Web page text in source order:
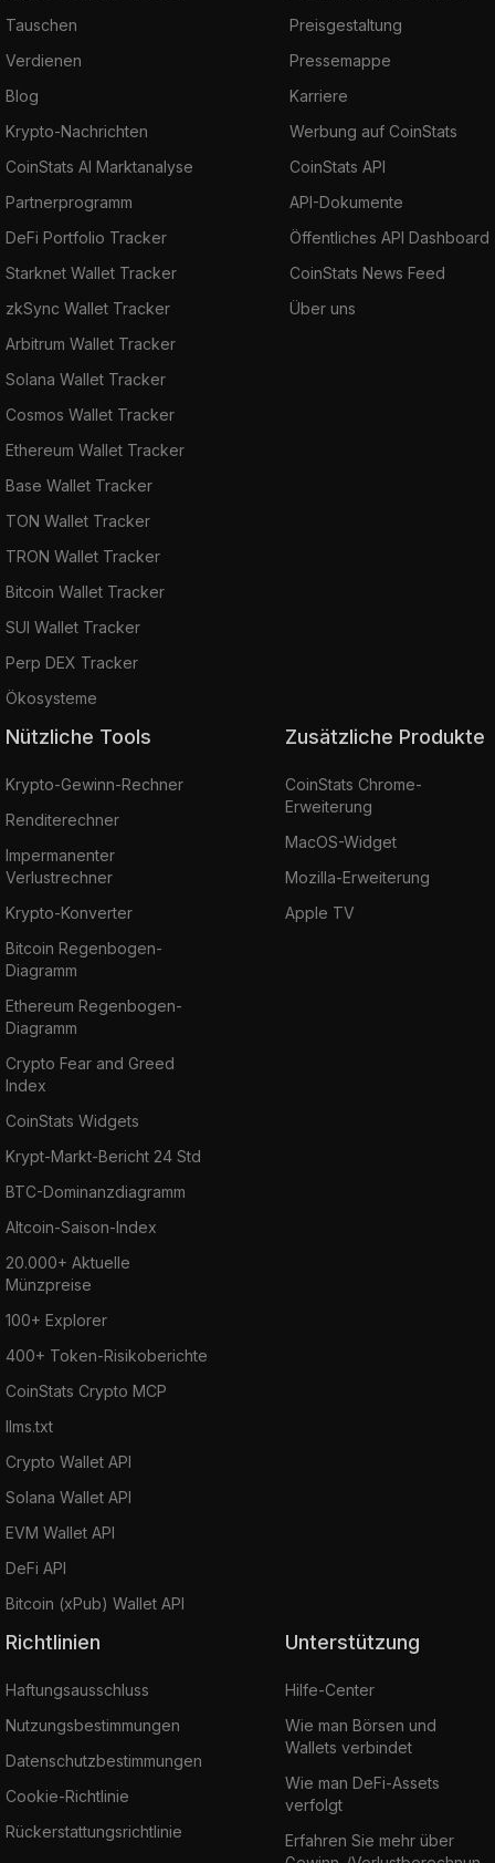
Tauschen
Verdienen
Blog
Krypto-Nachrichten
CoinStats AI Marktanalyse
Partnerprogramm
DeFi Portfolio Tracker
Starknet Wallet Tracker
zkSync Wallet Tracker
Arbitrum Wallet Tracker
Solana Wallet Tracker
Cosmos Wallet Tracker
Ethereum Wallet Tracker
Base Wallet Tracker
TON Wallet Tracker
TRON Wallet Tracker
Bitcoin Wallet Tracker
SUI Wallet Tracker
Perp DEX Tracker
Ökosysteme
Preisgestaltung
Pressemappe
Karriere
Werbung auf CoinStats
CoinStats API
API-Dokumente
Öffentliches API Dashboard
CoinStats News Feed
Über uns
Nützliche Tools
Krypto-Gewinn-Rechner
Renditerechner
Impermanenter
Verlustrechner
Krypto-Konverter
Bitcoin Regenbogen-
Diagramm
Ethereum Regenbogen-
Diagramm
Crypto Fear and Greed
Index
CoinStats Widgets
Krypt-Markt-Bericht 24 Std
BTC-Dominanzdiagramm
Altcoin-Saison-Index
20.000+ Aktuelle
Münzpreise
100+ Explorer
400+ Token-Risikoberichte
CoinStats Crypto MCP
llms.txt
Crypto Wallet API
Solana Wallet API
EVM Wallet API
DeFi API
Bitcoin (xPub) Wallet API
Zusätzliche Produkte
CoinStats Chrome-
Erweiterung
MacOS-Widget
Mozilla-Erweiterung
Apple TV
Richtlinien
Haftungsausschluss
Nutzungsbestimmungen
Datenschutzbestimmungen
Cookie-Richtlinie
Rückerstattungsrichtlinie
Unterstützung
Hilfe-Center
Wie man Börsen und
Wallets verbindet
Wie man DeFi-Assets
verfolgt
Erfahren Sie mehr über